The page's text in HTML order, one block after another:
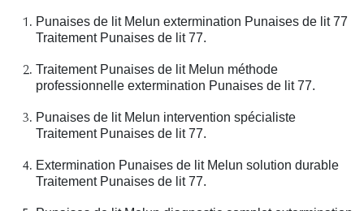
Punaises de lit Melun extermination Punaises de lit 77
Traitement Punaises de lit 77.
Traitement Punaises de lit Melun méthode
professionnelle extermination Punaises de lit 77.
Punaises de lit Melun intervention spécialiste
Traitement Punaises de lit 77.
Extermination Punaises de lit Melun solution durable
Traitement Punaises de lit 77.